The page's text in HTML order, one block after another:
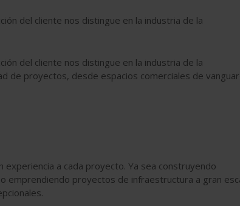
del cliente nos distingue en la industria de la
del cliente nos distingue en la industria de la
de proyectos, desde espacios comerciales de
a cada proyecto. Ya sea construyendo
emprendiendo proyectos de infraestructura a gran